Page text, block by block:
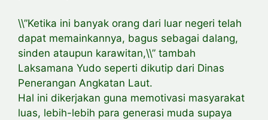
\\”Ketika ini banyak orang dari luar negeri telah
dapat memainkannya, bagus sebagai dalang,
sinden ataupun karawitan,\\” tambah
Laksamana Yudo seperti dikutip dari Dinas
Penerangan Angkatan Laut.
Hal ini dikerjakan guna memotivasi masyarakat
luas, lebih-lebih para generasi muda supaya